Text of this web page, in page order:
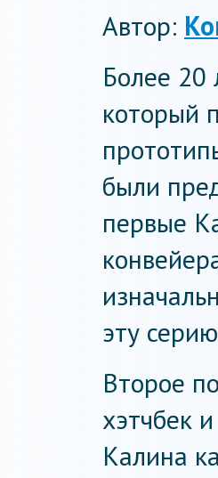
Автор:
Более 20
который
были
первые
эту
Второе
хэтчбек
Калина